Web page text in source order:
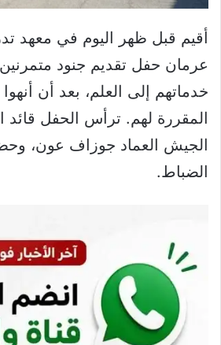
أقيم قبل ظهر اليوم في معهد
عرمان حفل تقديم جنود
خدماتهم إلى العلم، بعد أن
المقررة لهم. ترأس الحفل قائد
الجيش العماد جوزاف عون،
الضباط.